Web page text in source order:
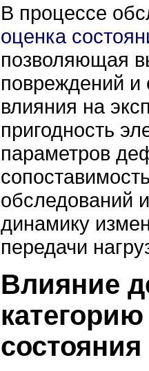
В процессе
оценка
позволяющая
повреждений и
влияния на
пригодность
параметров
обследований
динамику
передачи
Влияние
категорию
состояния